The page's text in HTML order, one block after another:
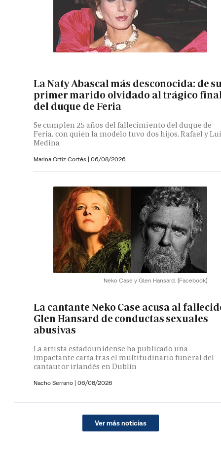
La Naty Abascal más desconocida: de
primer marido olvidado al trágico
del duque de Feria
Se cumplen 25 años del fallecimiento del duque de
Feria, con quien la modelo tuvo dos hijos, Rafael y
Medina
Marina Ortiz Cortés | 06/08/2026
Neko Case y Glen Hansard. (Facebook)
La cantante Neko Case acusa al
Glen Hansard de conductas sexuales
abusivas
La artista estadounidense ha publicado una
impactante carta tras el multitudinario funeral del
cantautor irlandés en Dublín
Nacho Serrano | 06/08/2026
Ver más noticias